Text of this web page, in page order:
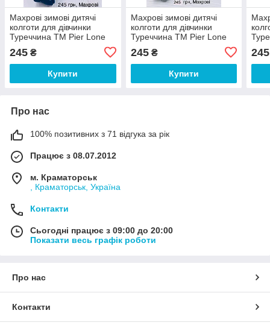
Махрові зимові дитячі
колготи для дівчинки
Туреччина ТМ Pier Lone
245 ₴
Купити
Махрові зимові дитячі
колготи для дівчинки
Туреччина ТМ Pier Lone
245₴
Купити
245
Про нас
100% позитивних з 71 відгука за рік
Працює з 08.07.2012
м. Краматорськ
, Краматорськ, Україна
Контакти
Сьогодні працює з 09:00 до 20:00
Показати весь графік роботи
Про нас
Контакти